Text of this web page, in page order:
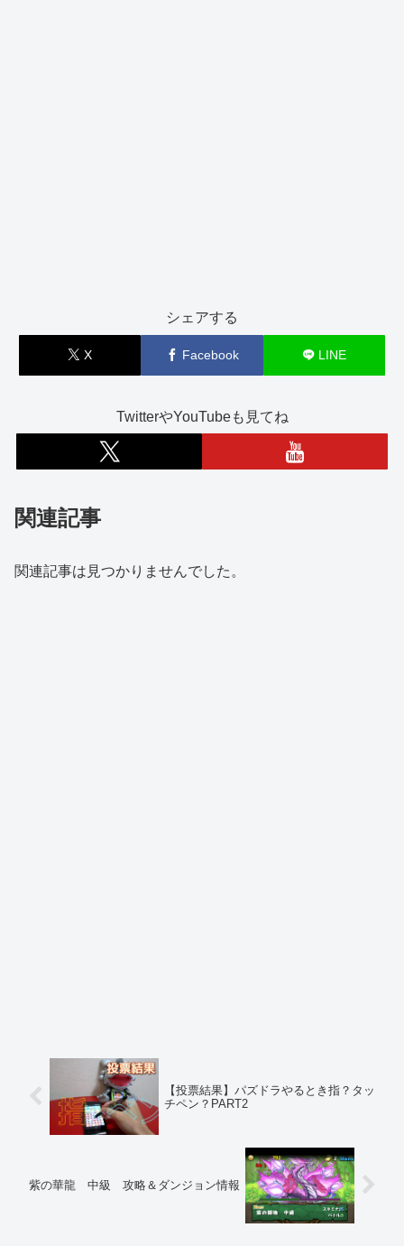
シェアする
X Facebook LINE
TwitterやYouTubeも見てね
関連記事
関連記事は見つかりませんでした。
【投票結果】パズドラやるとき指？タッ
チペン？PART2
紫の華龍 中級 攻略＆ダンジョン情報